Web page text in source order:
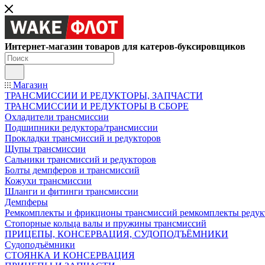
Интернет-магазин товаров для катеров-буксировщиков
Магазин
ТРАНСМИССИИ И РЕДУКТОРЫ, ЗАПЧАСТИ
ТРАНСМИССИИ И РЕДУКТОРЫ В СБОРЕ
Охладители трансмиссии
Подшипники редуктора/трансмиссии
Прокладки трансмиссий и редукторов
Щупы трансмиссии
Сальники трансмиссий и редукторов
Болты демпферов и трансмиссий
Кожухи трансмиссии
Шланги и фитинги трансмиссии
Демпферы
Ремкомплекты и фрикционы трансмиссий ремкомплекты
Стопорные кольца валы и пружины трансмиссий
ПРИЦЕПЫ, КОНСЕРВАЦИЯ, СУДОПОДЪЁМНИКИ
Судоподъёмники
СТОЯНКА И КОНСЕРВАЦИЯ